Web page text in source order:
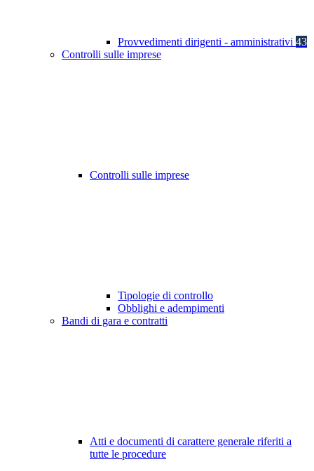
Provvedimenti dirigenti - amministrativi 43
Controlli sulle imprese
Controlli sulle imprese
Tipologie di controllo
Obblighi e adempimenti
Bandi di gara e contratti
Atti e documenti di carattere generale riferiti a
tutte le procedure